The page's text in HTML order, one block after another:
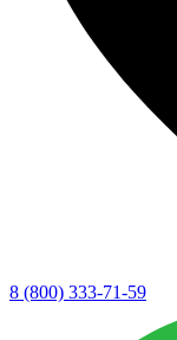
8 (800) 333-71-59